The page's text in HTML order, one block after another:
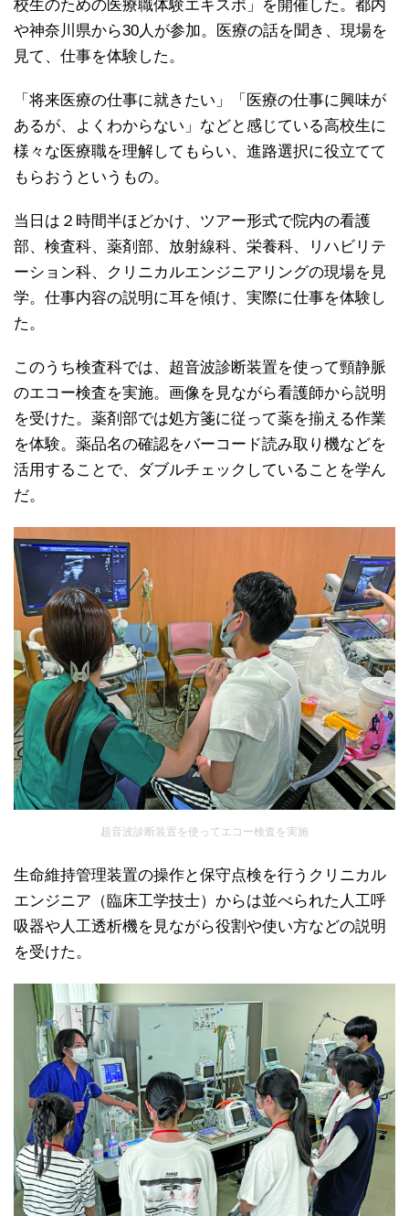
校生のための医療職体験エキスポ」を開催した。都内
や神奈川県から30人が参加。医療の話を聞き、現場を
見て、仕事を体験した。
「将来医療の仕事に就きたい」「医療の仕事に興味が
あるが、よくわからない」などと感じている高校生に
様々な医療職を理解してもらい、進路選択に役立てて
もらおうというもの。
当日は２時間半ほどかけ、ツアー形式で院内の看護
部、検査科、薬剤部、放射線科、栄養科、リハビリテ
ーション科、クリニカルエンジニアリングの現場を見
学。仕事内容の説明に耳を傾け、実際に仕事を体験し
た。
このうち検査科では、超音波診断装置を使って頸静脈
のエコー検査を実施。画像を見ながら看護師から説明
を受けた。薬剤部では処方箋に従って薬を揃える作業
を体験。薬品名の確認をバーコード読み取り機などを
活用することで、ダブルチェックしていることを学ん
だ。
超音波診断装置を使ってエコー検査を実施
生命維持管理装置の操作と保守点検を行うクリニカル
エンジニア（臨床工学技士）からは並べられた人工呼
吸器や人工透析機を見ながら役割や使い方などの説明
を受けた。